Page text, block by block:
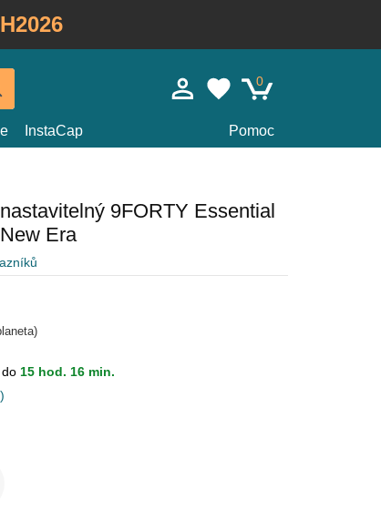
0
InstaCap Pomoc
9FORTY Essential
Era
15 hod. 16 min.